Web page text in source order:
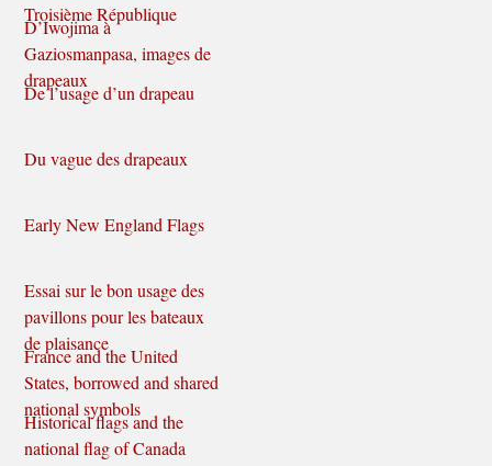
Troisième République
D’Iwojima à
Gaziosmanpasa, images de
drapeaux
De l’usage d’un drapeau
Du vague des drapeaux
Early New England Flags
Essai sur le bon usage des
pavillons pour les bateaux
de plaisance
France and the United
States, borrowed and shared
national symbols
Historical flags and the
national flag of Canada